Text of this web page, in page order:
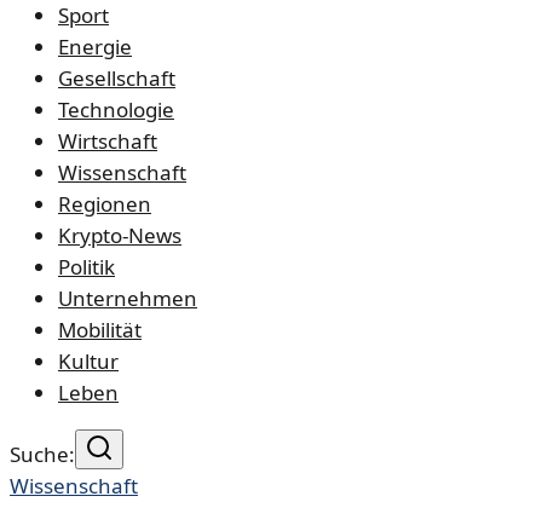
Sport
Energie
Gesellschaft
Technologie
Wirtschaft
Wissenschaft
Regionen
Krypto-News
Politik
Unternehmen
Mobilität
Kultur
Leben
Suche:
Wissenschaft